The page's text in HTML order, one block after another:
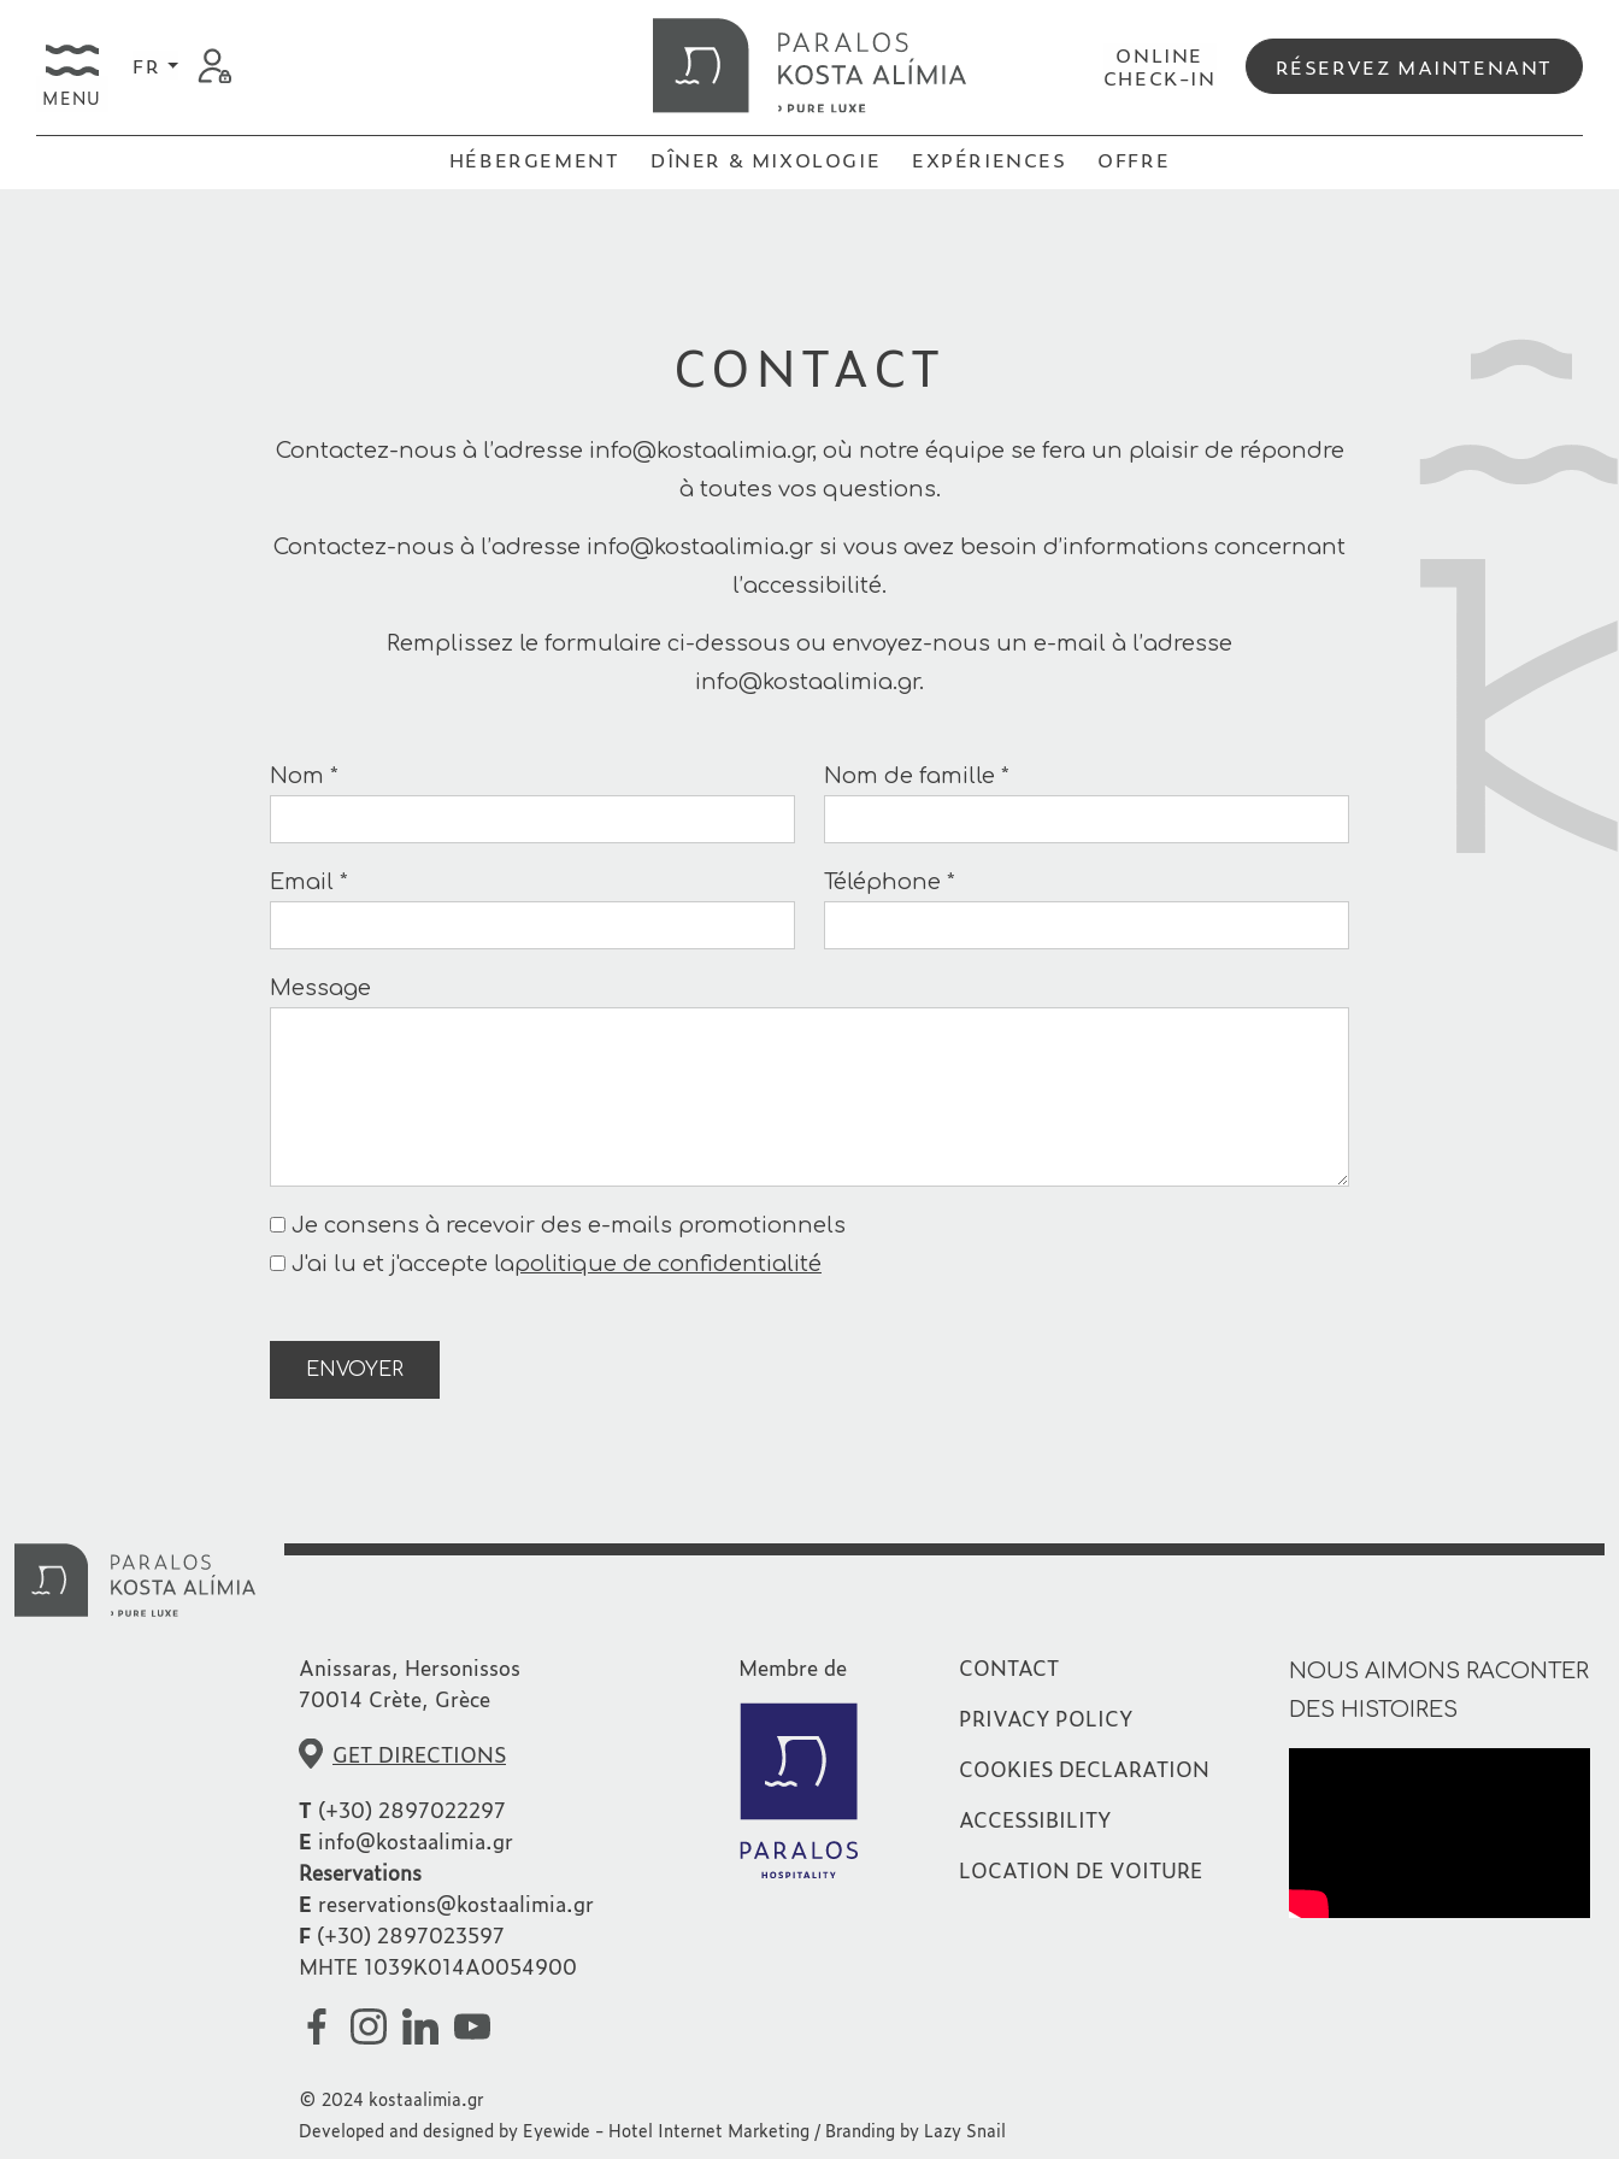
FR ONLINE
CHECK-IN RÉSERVEZ MAINTENANT
HÉBERGEMENT DÎNER & MIXOLOGIE EXPÉRIENCES OFFRE
MENU
CONTACT
Contactez-nous à l’adresse info@kostaalimia.gr, où notre équipe se fera un plaisir de répondre
à toutes vos questions.
Contactez-nous à l’adresse info@kostaalimia.gr si vous avez besoin d’informations concernant
l’accessibilité.
Remplissez le formulaire ci-dessous ou envoyez-nous un e-mail à l’adresse
info@kostaalimia.gr.
Nom * Nom de famille *
Email * Téléphone *
Message
Je consens à recevoir des e-mails promotionnels
J'ai lu et j'accepte lapolitique de confidentialité
ENVOYER
Anissaras, Hersonissos
70014 Crète, Grèce
GET DIRECTIONS
T (+30) 2897022297
E info@kostaalimia.gr
Reservations
E reservations@kostaalimia.gr
F (+30) 2897023597
MHTE 1039K014A0054900
Membre de
CONTACT
PRIVACY POLICY
COOKIES DECLARATION
ACCESSIBILITY
LOCATION DE VOITURE
NOUS AIMONS RACONTER
DES HISTOIRES
© 2024 kostaalimia.gr
Developed and designed by Eyewide - Hotel Internet Marketing / Branding by Lazy Snail